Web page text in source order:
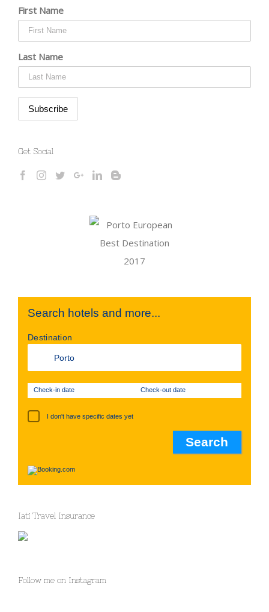
First Name
Last Name
Get Social
Search hotels and more...
Destination
Check-in date Check-out date
I don't have specific dates yet
Iati Travel Insurance
Follow me on Instagram